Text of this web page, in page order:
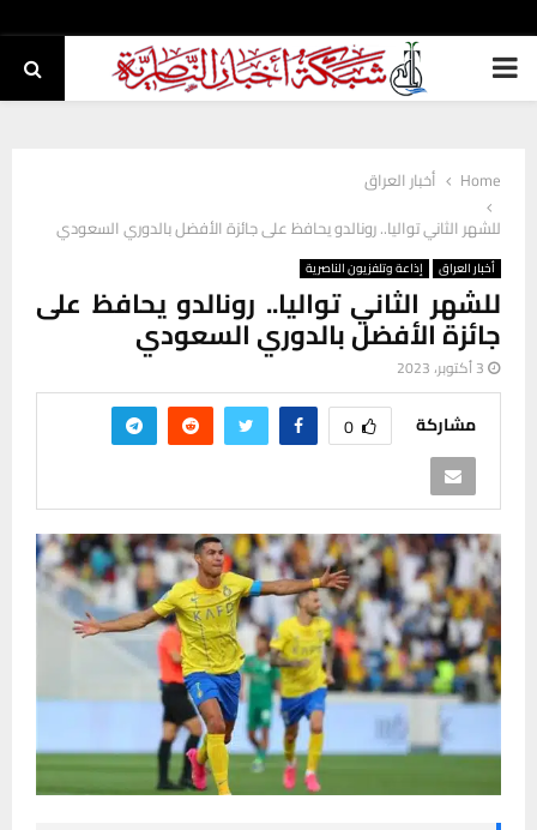
PRIMARY
Home
أخبار العراق
للشهر الثاني تواليا.. رونالدو يحافظ على جائزة الأفضل بالدوري السعودي
أخبار العراق إذاعة وتلفزيون الناصرية
للشهر الثاني تواليا.. رونالدو يحافظ على
جائزة الأفضل بالدوري السعودي
3 أكتوبر، 2023
مشاركة 0